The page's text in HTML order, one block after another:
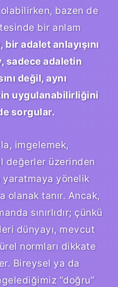
bazen de
bir anlam
bir adalet anlayışını
sadece adaletin
değil, aynı
uygulanabilirliğini
sorgular.
imgelemek,
değerler üzerinden
yönelik
olanak tanır. Ancak,
sınırlıdır; çünkü
dünyayı, mevcut
normları dikkate
Bireysel ya da
“doğru”